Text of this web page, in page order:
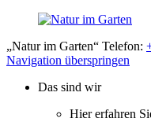
„Natur im Garten“ Telefon:
Navigation überspringen
Das sind wir
Hier erfahren